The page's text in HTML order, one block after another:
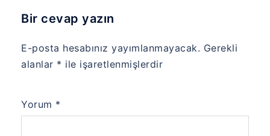
Bir cevap yazın
E-posta hesabınız yayımlanmayacak. Gerekli
alanlar * ile işaretlenmişlerdir
Yorum *